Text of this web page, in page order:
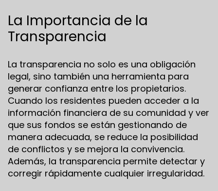
La Importancia de la
Transparencia
La transparencia no solo es una obligación
legal, sino también una herramienta para
generar confianza entre los propietarios.
Cuando los residentes pueden acceder a la
información financiera de su comunidad y ver
que sus fondos se están gestionando de
manera adecuada, se reduce la posibilidad
de conflictos y se mejora la convivencia.
Además, la transparencia permite detectar y
corregir rápidamente cualquier irregularidad.